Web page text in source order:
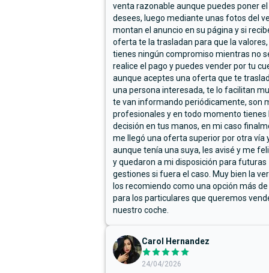
venta razonable aunque puedes poner el
desees, luego mediante unas fotos del
montan el anuncio en su página y si
oferta te la trasladan para que la valores,
tienes ningún compromiso mientras no
realice el pago y puedes vender por tu
aunque aceptes una oferta que te
una persona interesada, te lo facilitan
te van informando periódicamente, son
profesionales y en todo momento tienes
decisión en tus manos, en mi caso
me llegó una oferta superior por otra vía
aunque tenía una suya, les avisé y me
y quedaron a mi disposición para futuras
gestiones si fuera el caso. Muy bien la
los recomiendo como una opción más
para los particulares que queremos
nuestro coche.
Carol Hernandez
24/04/2026